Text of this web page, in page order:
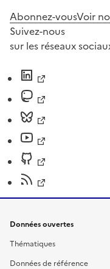
Abonnez-vousVoir
Suivez-nous
sur les réseaux
Données ouvertes
Thématiques
Données de référence